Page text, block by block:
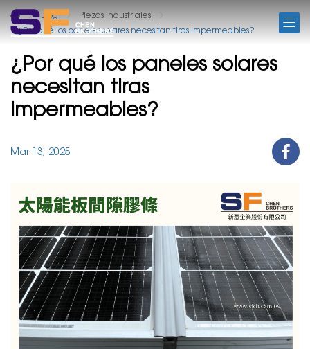
Blog
Piezas Industriales
¿Por qué los paneles solares necesitan tiras impermeables?
¿Por qué los paneles solares
necesitan tiras
impermeables?
Mar 13, 2025